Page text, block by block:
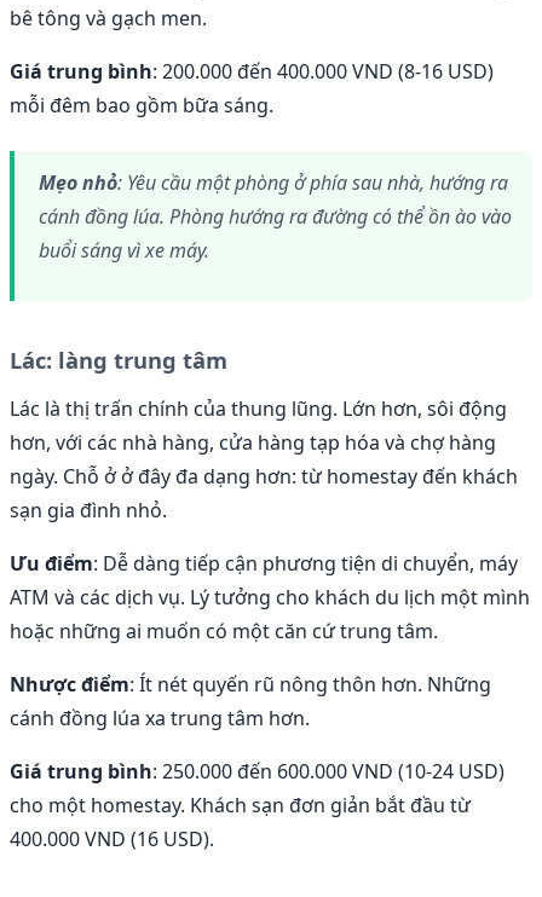
bê tông và gạch men.
Giá trung bình: 200.000 đến 400.000 VND (8-16 USD)
mỗi đêm bao gồm bữa sáng.
Mẹo nhỏ: Yêu cầu một phòng ở phía sau nhà, hướng ra
cánh đồng lúa. Phòng hướng ra đường có thể ồn ào vào
buổi sáng vì xe máy.
Lác: làng trung tâm
Lác là thị trấn chính của thung lũng. Lớn hơn, sôi động
hơn, với các nhà hàng, cửa hàng tạp hóa và chợ hàng
ngày. Chỗ ở ở đây đa dạng hơn: từ homestay đến khách
sạn gia đình nhỏ.
Ưu điểm: Dễ dàng tiếp cận phương tiện di chuyển, máy
ATM và các dịch vụ. Lý tưởng cho khách du lịch một mình
hoặc những ai muốn có một căn cứ trung tâm.
Nhược điểm: Ít nét quyến rũ nông thôn hơn. Những
cánh đồng lúa xa trung tâm hơn.
Giá trung bình: 250.000 đến 600.000 VND (10-24 USD)
cho một homestay. Khách sạn đơn giản bắt đầu từ
400.000 VND (16 USD).